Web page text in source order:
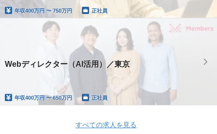
年収400万円 〜 750万円 正社員
Webディレクター（AI活用）／東京
年収400万円 〜 650万円 正社員
すべての求人を見る